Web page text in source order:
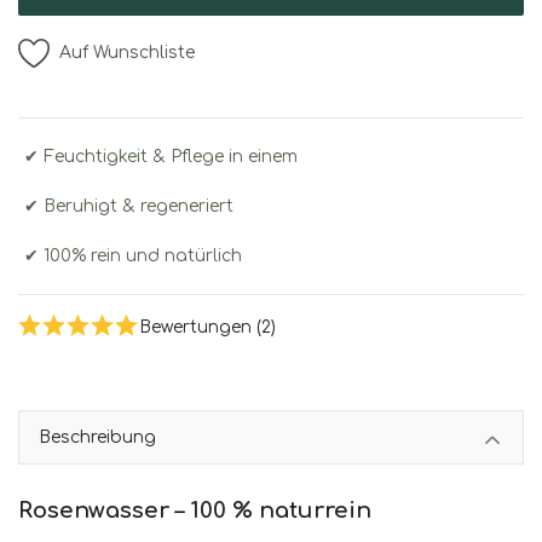
Auf Wunschliste
✔ Feuchtigkeit & Pflege in einem
✔ Beruhigt & regeneriert
✔ 100% rein und natürlich
Bewertungen (2)
Beschreibung
Rosenwasser – 100 % naturrein